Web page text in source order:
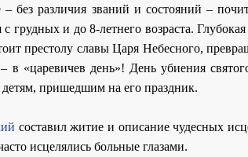
без различия званий и состояний –
грудных и до 8-летнего возраста.
престолу славы Царя Небесного,
в «царевичев день»! День убиения
пришедшим на его праздник.
составил житие и описание чудесных
исцелялись больные глазами.